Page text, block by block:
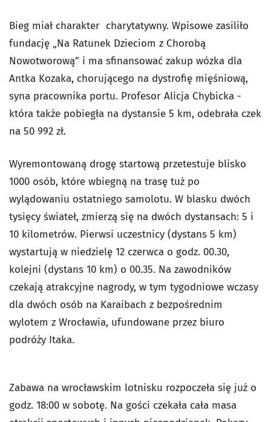
Bieg miał charakter charytatywny. Wpisowe zasiliło
fundację „Na Ratunek Dzieciom z Chorobą
Nowotworową” i ma sfinansować zakup wózka dla
Antka Kozaka, chorującego na dystrofię mięśniową,
syna pracownika portu. Profesor Alicja Chybicka -
która także pobiegła na dystansie 5 km, odebrała czek
na 50 992 zł.
Wyremontowaną drogę startową przetestuje blisko
1000 osób, które wbiegną na trasę tuż po
wylądowaniu ostatniego samolotu. W blasku dwóch
tysięcy świateł, zmierzą się na dwóch dystansach: 5 i
10 kilometrów. Pierwsi uczestnicy (dystans 5 km)
wystartują w niedzielę 12 czerwca o godz. 00.30,
kolejni (dystans 10 km) o 00.35. Na zawodników
czekają atrakcyjne nagrody, w tym tygodniowe wczasy
dla dwóch osób na Karaibach z bezpośrednim
wylotem z Wrocławia, ufundowane przez biuro
podróży Itaka.
Zabawa na wrocławskim lotnisku rozpoczeła się już o
godz. 18:00 w sobotę. Na gości czekała cała masa